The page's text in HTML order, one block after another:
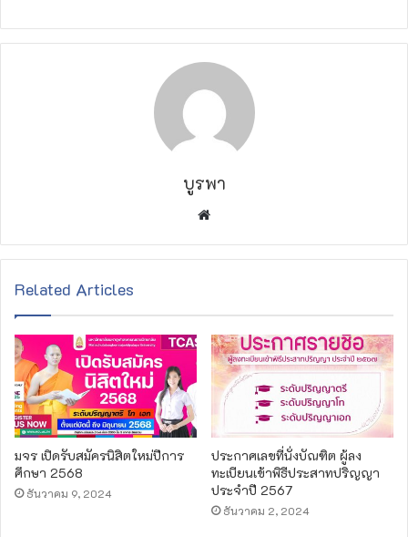
บูรพา
b
e
Related Articles
มจร เปิดรับสมัครนิสิตใหม่ปีการ
ศึกษา 2568
ธันวาคม 9, 2024
ประกาศเลขที่นั่งบัณฑิต ผู้ลง
ทะเบียนเข้าพิธีประสาทปริญญา
ประจำปี 2567
ธันวาคม 2, 2024